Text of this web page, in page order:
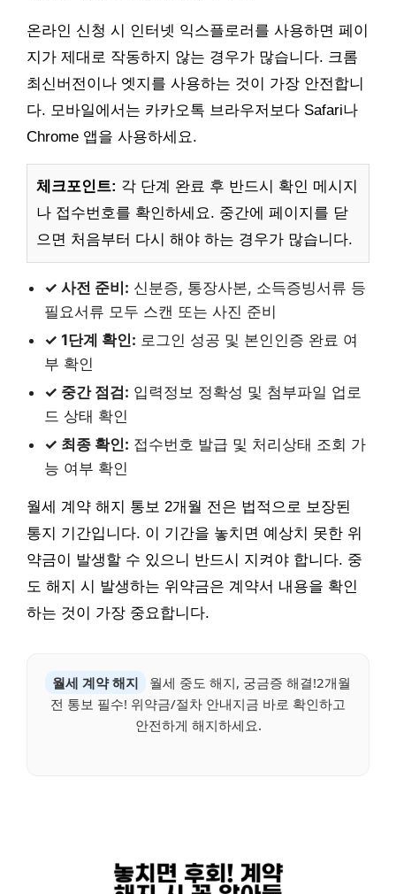
온라인 신청 시 인터넷 익스플로러를 사용하면 페이
지가 제대로 작동하지 않는 경우가 많습니다. 크롬
최신버전이나 엣지를 사용하는 것이 가장 안전합니
다. 모바일에서는 카카오톡 브라우저보다 Safari나
Chrome 앱을 사용하세요.
체크포인트: 각 단계 완료 후 반드시 확인 메시지
나 접수번호를 확인하세요. 중간에 페이지를 닫
으면 처음부터 다시 해야 하는 경우가 많습니다.
✓ 사전 준비: 신분증, 통장사본, 소득증빙서류 등
필요서류 모두 스캔 또는 사진 준비
✓ 1단계 확인: 로그인 성공 및 본인인증 완료 여
부 확인
✓ 중간 점검: 입력정보 정확성 및 첨부파일 업로
드 상태 확인
✓ 최종 확인: 접수번호 발급 및 처리상태 조회 가
능 여부 확인
월세 계약 해지 통보 2개월 전은 법적으로 보장된
통지 기간입니다. 이 기간을 놓치면 예상치 못한 위
약금이 발생할 수 있으니 반드시 지켜야 합니다. 중
도 해지 시 발생하는 위약금은 계약서 내용을 확인
하는 것이 가장 중요합니다.
월세 계약 해지
월세 중도 해지, 궁금증 해결!2개월
전 통보 필수! 위약금/절차 안내지금 바로 확인하고
안전하게 해지하세요.